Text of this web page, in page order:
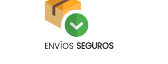
ENVÍOS SEGUROS